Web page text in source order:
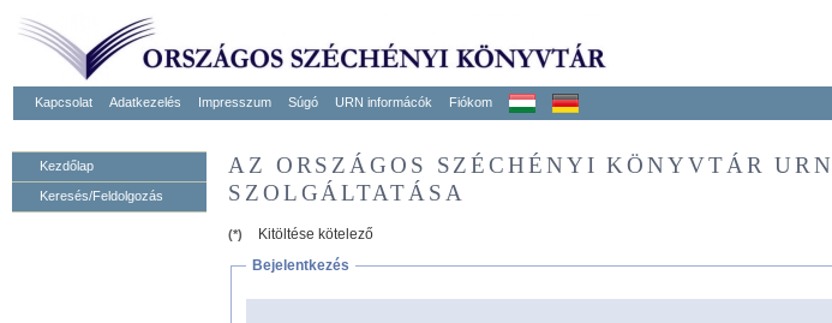
Kapcsolat Adatkezelés Impresszum Súgó URN informácók Fiókom
Kezdőlap
Keresés/Feldolgozás
AZ ORSZÁGOS SZÉCHÉNYI KÖNYVTÁR URN
SZOLGÁLTATÁSA
(*)
Kitöltése kötelező
Bejelentkezés